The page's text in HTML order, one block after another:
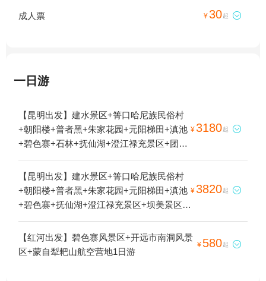
成人票 ¥30起 
一日游
【昆明出发】建水景区+箐口哈尼族民俗村
+朝阳楼+普者黑+朱家花园+元阳梯田+滇池
+碧色寨+石林+抚仙湖+澄江禄充景区+团山
民居+建水小火车+多依树梯田+坝达景区+老
虎嘴梯田+海埂公园+海埂大坝+东风韵+建水
十七孔桥+笔架山6日游
¥3180起 
【昆明出发】建水景区+箐口哈尼族民俗村
+朝阳楼+普者黑+朱家花园+元阳梯田+滇池
+碧色寨+抚仙湖+澄江禄充景区+坝美景区
+团山民居+建水小火车+多依树梯田+坝达景
区+老虎嘴梯田+海埂公园+海埂大坝+东风韵
+建水十七孔桥+笔架山7日游
¥3820起 
【红河出发】碧色寨风景区+开远市南洞风景
区+蒙自犁耙山航空营地1日游
¥ 580起 